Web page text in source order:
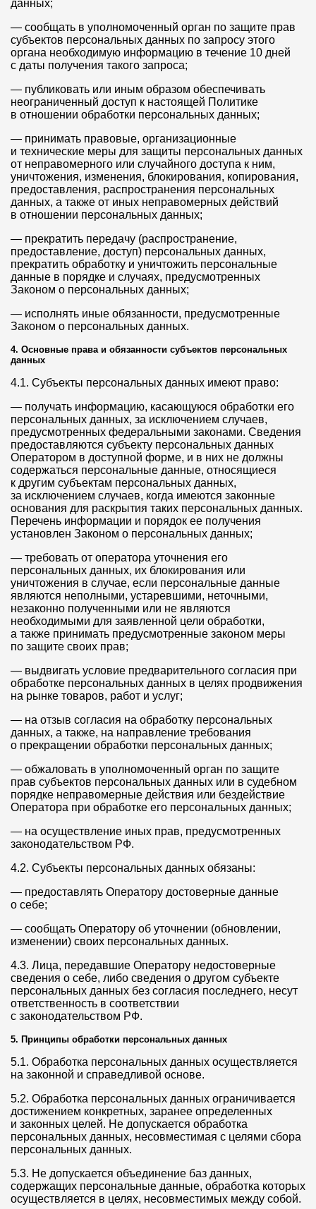
данных;
— сообщать в уполномоченный орган по защите прав
субъектов персональных данных по запросу этого
органа необходимую информацию в течение 10 дней
с даты получения такого запроса;
— публиковать или иным образом обеспечивать
неограниченный доступ к настоящей Политике
в отношении обработки персональных данных;
— принимать правовые, организационные
и технические меры для защиты персональных данных
от неправомерного или случайного доступа к ним,
уничтожения, изменения, блокирования, копирования,
предоставления, распространения персональных
данных, а также от иных неправомерных действий
в отношении персональных данных;
— прекратить передачу (распространение,
предоставление, доступ) персональных данных,
прекратить обработку и уничтожить персональные
данные в порядке и случаях, предусмотренных
Законом о персональных данных;
— исполнять иные обязанности, предусмотренные
Законом о персональных данных.
4. Основные права и обязанности субъектов персональных
данных
4.1. Субъекты персональных данных имеют право:
— получать информацию, касающуюся обработки его
персональных данных, за исключением случаев,
предусмотренных федеральными законами. Сведения
предоставляются субъекту персональных данных
Оператором в доступной форме, и в них не должны
содержаться персональные данные, относящиеся
к другим субъектам персональных данных,
за исключением случаев, когда имеются законные
основания для раскрытия таких персональных данных.
Перечень информации и порядок ее получения
установлен Законом о персональных данных;
— требовать от оператора уточнения его
персональных данных, их блокирования или
уничтожения в случае, если персональные данные
являются неполными, устаревшими, неточными,
незаконно полученными или не являются
необходимыми для заявленной цели обработки,
а также принимать предусмотренные законом меры
по защите своих прав;
— выдвигать условие предварительного согласия при
обработке персональных данных в целях продвижения
на рынке товаров, работ и услуг;
— на отзыв согласия на обработку персональных
данных, а также, на направление требования
о прекращении обработки персональных данных;
— обжаловать в уполномоченный орган по защите
прав субъектов персональных данных или в судебном
порядке неправомерные действия или бездействие
Оператора при обработке его персональных данных;
— на осуществление иных прав, предусмотренных
законодательством РФ.
4.2. Субъекты персональных данных обязаны:
— предоставлять Оператору достоверные данные
о себе;
— сообщать Оператору об уточнении (обновлении,
изменении) своих персональных данных.
4.3. Лица, передавшие Оператору недостоверные
сведения о себе, либо сведения о другом субъекте
персональных данных без согласия последнего, несут
ответственность в соответствии
с законодательством РФ.
5. Принципы обработки персональных данных
5.1. Обработка персональных данных осуществляется
на законной и справедливой основе.
5.2. Обработка персональных данных ограничивается
достижением конкретных, заранее определенных
и законных целей. Не допускается обработка
персональных данных, несовместимая с целями сбора
персональных данных.
5.3. Не допускается объединение баз данных,
содержащих персональные данные, обработка которых
осуществляется в целях, несовместимых между собой.